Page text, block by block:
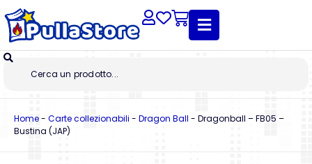
Home- Carte collezionabili - Dragon Ball - Dragonball – FB05 –
Bustina (JAP)